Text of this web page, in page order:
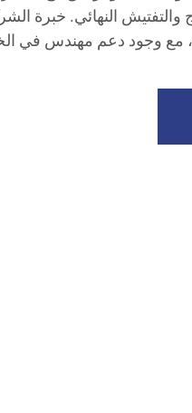
والتفتيش النهائي. خبرة